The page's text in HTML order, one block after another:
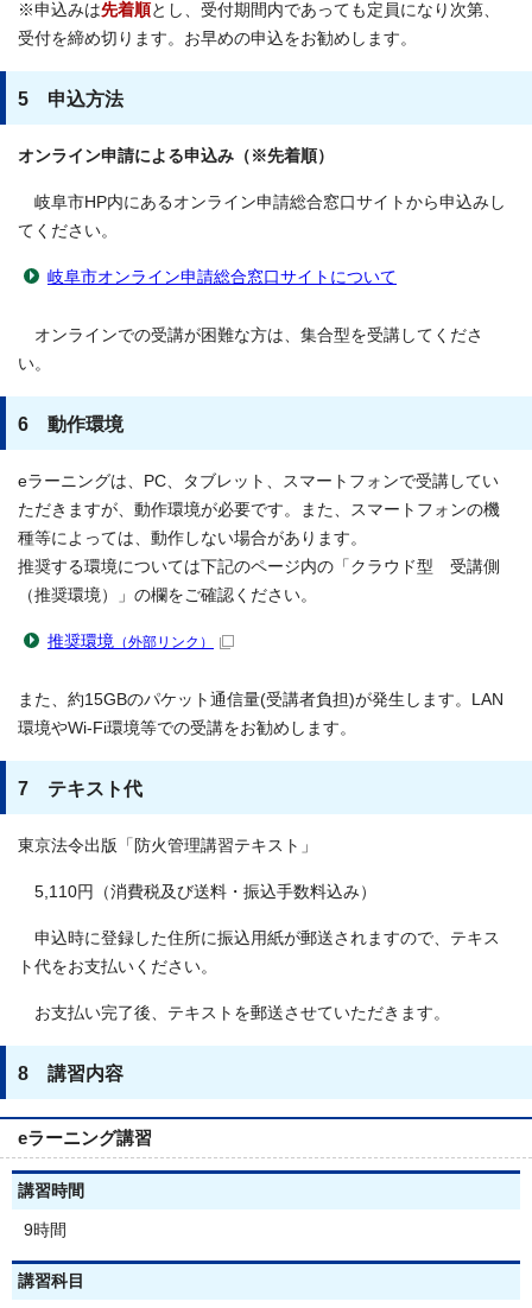
※申込みは先着順とし、受付期間内であっても定員になり次第、
受付を締め切ります。お早めの申込をお勧めします。
5 申込方法
オンライン申請による申込み（※先着順）
岐阜市HP内にあるオンライン申請総合窓口サイトから申込みし
てください。
岐阜市オンライン申請総合窓口サイトについて
オンラインでの受講が困難な方は、集合型を受講してくださ
い。
6 動作環境
eラーニングは、PC、タブレット、スマートフォンで受講してい
ただきますが、動作環境が必要です。また、スマートフォンの機
種等によっては、動作しない場合があります。
推奨する環境については下記のページ内の「クラウド型 受講側
（推奨環境）」の欄をご確認ください。
推奨環境 （外部リンク）
また、約15GBのパケット通信量(受講者負担)が発生します。LAN
環境やWi-Fi環境等での受講をお勧めします。
7 テキスト代
東京法令出版「防火管理講習テキスト」
5,110円（消費税及び送料・振込手数料込み）
申込時に登録した住所に振込用紙が郵送されますので、テキス
ト代をお支払いください。
お支払い完了後、テキストを郵送させていただきます。
8 講習内容
eラーニング講習
講習時間
9時間
講習科目